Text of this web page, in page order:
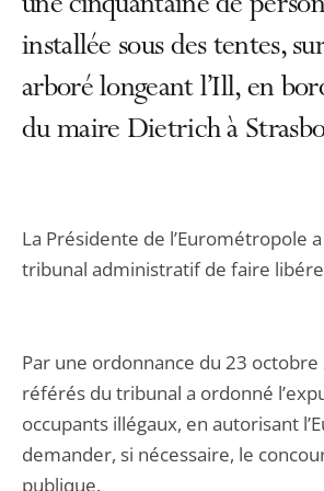
une cinquantaine de
installée sous des tentes,
arboré longeant l’Ill, en
du maire Dietrich à
La Présidente de l’Eurométropole
tribunal administratif de faire
Par une ordonnance du 23
référés du tribunal a ordonné
occupants illégaux, en autorisant
demander, si nécessaire, le
publique.